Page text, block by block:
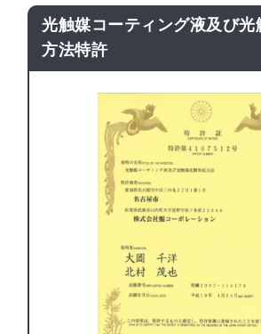
光触媒コーティング液及び光
方法特許